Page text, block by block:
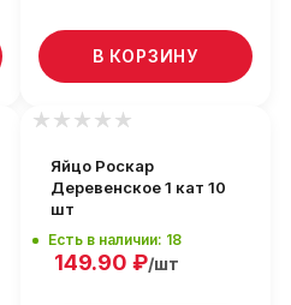
В КОРЗИНУ
Яйцо Роскар
Деревенское 1 кат 10
шт
Есть в наличии: 18
149.90 ₽/шт